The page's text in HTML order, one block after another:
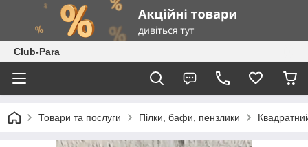
Club-Para
Товари та послуги Пілки, бафи, пензлики